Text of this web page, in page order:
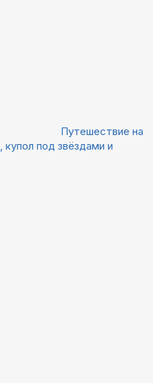
Путешествие на
под звёздами и